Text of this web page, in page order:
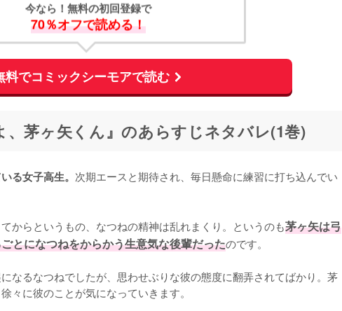
今なら！無料の初回登録で
70％オフで読める！
料でコミックシーモアで読む
、茅ヶ矢くん』のあらすじネタバレ(1巻)
る女子高生。 次期エースと期待され、毎日懸命に練習に打ち込んでい
からというもの、なつねの精神は乱れまくり。というのも茅ヶ矢は弓
とになつねをからかう生意気な後輩だったのです。
なるなつねでしたが、思わせぶりな彼の態度に翻弄されてばかり。茅
々に彼のことが気になっていきます。